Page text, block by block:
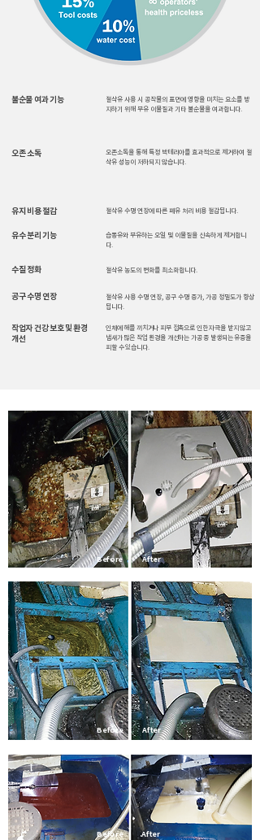
불순물 여과 기능
절삭유 사용 시 공작물의 표면에 영향을 미치는 요소를 방
지하기 위해 부유 이물질과 기타 불순물을 여과합니다.
오존 소독
오존소독을 통해 특정 박테리아를 효과적으로 제거하여 절
삭유 성능이 저하되지 않습니다.
유지 비용 절감
유수 분리 기능
절삭유 수명 연장에 따른 폐유 처리 비용 절감됩니다.
습동유와 부유하는 오일 및 이물질을 신속하게 제거합니
다.
수질 정화 절삭유 농도의 변화를 최소화합니다.
공구 수명 연장
절삭유 사용 수명 연장, 공구 수명 증가, 가공 정밀도가 향상
됩니다.
작업자 건강 보호 및 환경
개선
인체에 해를 끼치거나 피부 접촉으로 인한 자극을 받지 않고
냄새가 많은 작업 환경을 개선하는 가공 중 발생되는 유증을
피할 수 있습니다.
Before After
Before After
Before After